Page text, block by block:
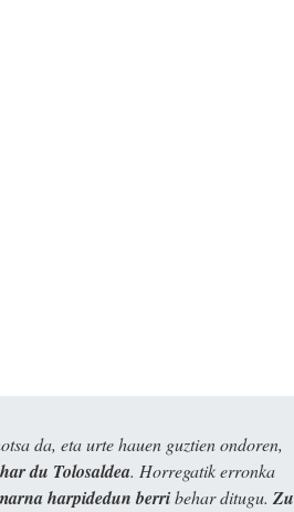
da, eta urte hauen guztien ondoren,
du Tolosaldea. Horregatik erronka
harpidedun berribehar ditugu. Zu